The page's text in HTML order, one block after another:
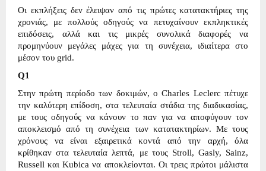
Οι εκπλήξεις δεν έλειψαν από τις πρώτες κατατακτήριες της
χρονιάς, με πολλούς οδηγούς να πετυχαίνουν εκπληκτικές
επιδόσεις, αλλά και τις μικρές συνολικά διαφορές να
προμηνύουν μεγάλες μάχες για τη συνέχεια, ιδιαίτερα στο
μέσον του grid.
Q1
Στην πρώτη περίοδο των δοκιμών, ο Charles Leclerc πέτυχε
την καλύτερη επίδοση, στα τελευταία στάδια της διαδικασίας,
με τους οδηγούς να κάνουν το παν για να αποφύγουν τον
αποκλεισμό από τη συνέχεια των κατατακτηρίων. Με τους
χρόνους να είναι εξαιρετικά κοντά από την αρχή, όλα
κρίθηκαν στα τελευταία λεπτά, με τους Stroll, Gasly, Sainz,
Russell και Kubica να αποκλείονται. Οι τρεις πρώτοι μάλιστα